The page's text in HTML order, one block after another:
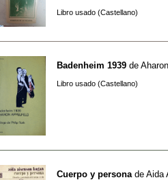
Libro usado (Castellano)
Badenheim 1939 de
Libro usado (Castellano)
Cuerpo y persona de Aida